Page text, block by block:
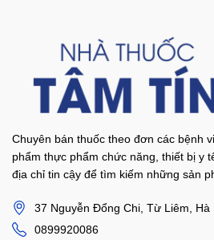
Chuyên bán thuốc theo đơn các bệnh
phẩm thực phẩm chức năng, thiết bị y
địa chỉ tin cậy để tìm kiếm những sản
37 Nguyễn Đổng Chi, Từ Liêm, Hà
0899920086